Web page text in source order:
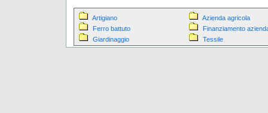
Artigiano
Azienda agricola
Ferro battuto
Finanziamento
Giardinaggio
Tessile